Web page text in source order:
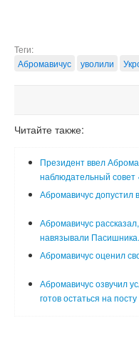
Теги:
Абромавичус
уволили
Читайте также:
Президент ввел
наблюдательный
Абромавичус допустил
Абромавичус
навязывали
Абромавичус оценил
Абромавичус озвучил
готов остаться на посту